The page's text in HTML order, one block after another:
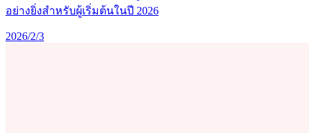
อย่างยิ่งสำหรับผู้เริ่มต้นในปี 2026
2026/2/3